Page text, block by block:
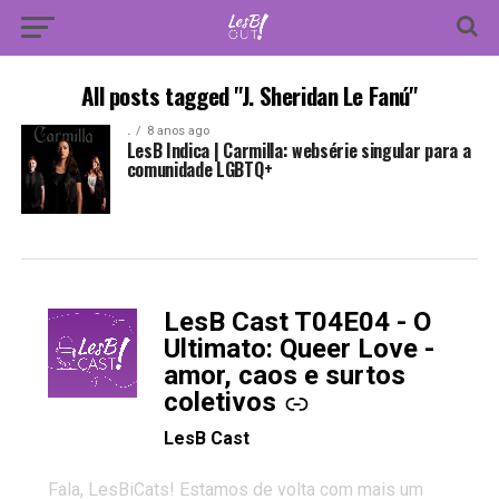
All posts tagged "J. Sheridan Le Fanú"
. 8 anos ago
LesB Indica | Carmilla: websérie singular para a
comunidade LGBTQ+
LesB Cast T04E04 - O
Ultimato: Queer Love -
amor, caos e surtos
coletivos
-
LesB Cast
Fala, LesBiCats! Estamos de volta com mais um